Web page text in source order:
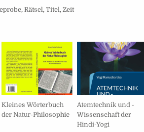
,Rätsel,Titel,Zeit
Kleines Wörterbuch
der Natur-Philosophie
Atemtechnik und -
Wissenschaft der
Hindi-Yogi